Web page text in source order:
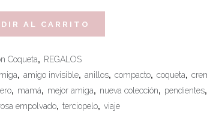
AL CARRITO
Coqueta, REGALOS
, amigo invisible, anillos, compacto, coqueta,
, mamá, mejor amiga, nueva colección, pendientes,
empolvado, terciopelo, viaje